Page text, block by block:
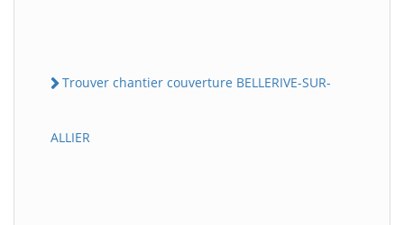
Trouver chantier couverture BELLERIVE-SUR-
ALLIER